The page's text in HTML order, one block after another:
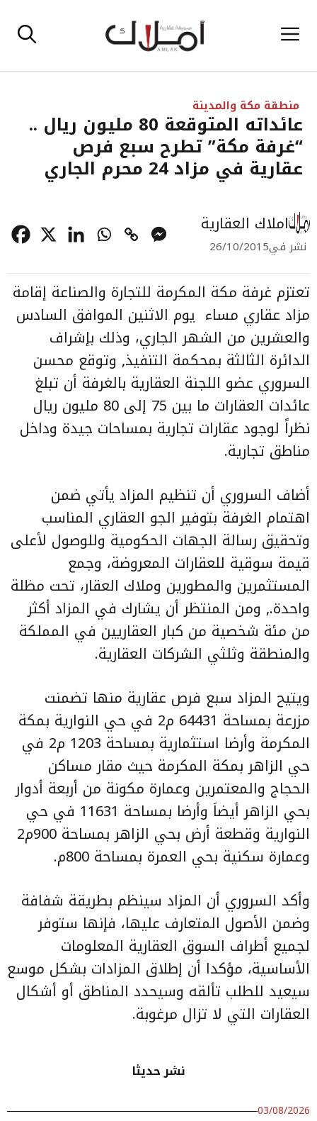
إلى القائمة
منطقة مكة والمدينة
عائداته المتوقعة 80 مليون ريال ..
“غرفة مكة” تطرح سبع فرص
عقارية في مزاد 24 محرم الجاري
املاك العقارية
نشر في26/10/2015
تعتزم غرفة مكة المكرمة للتجارة والصناعة إقامة
مزاد عقاري مساء يوم الاثنين الموافق السادس
والعشرين من الشهر الجاري، وذلك بإشراف
الدائرة الثالثة بمحكمة التنفيذ, وتوقع محسن
السروري عضو اللجنة العقارية بالغرفة أن تبلغ
عائدات العقارات ما بين 75 إلى 80 مليون ريال
نظراً لوجود عقارات تجارية بمساحات جيدة وداخل
مناطق تجارية.
أضاف السروري أن تنظيم المزاد يأتي ضمن
اهتمام الغرفة بتوفير الجو العقاري المناسب
وتحقيق رسالة الجهات الحكومية وللوصول لأعلى
قيمة سوقية للعقارات المعروضة، وجمع
المستثمرين والمطورين وملاك العقار، تحت مظلة
واحدة., ومن المنتظر أن يشارك في المزاد أكثر
من مئة شخصية من كبار العقاريين في المملكة
والمنطقة وثلثي الشركات العقارية.
ويتيح المزاد سبع فرص عقارية منها تضمنت
مزرعة بمساحة 64431 م2 في حي النوارية بمكة
المكرمة وأرضا استثمارية بمساحة 1203 م2 في
حي الزاهر بمكة المكرمة حيث مقار مساكن
الحجاج والمعتمرين وعمارة مكونة من أربعة أدوار
بحي الزاهر أيضاَ وأرضا بمساحة 11631 في حي
النوارية وقطعة أرض بحي الزاهر بمساحة 900م2
وعمارة سكنية بحي العمرة بمساحة 800م.
وأكد السروري أن المزاد سينظم بطريقة شفافة
وضمن الأصول المتعارف عليها، فإنها ستوفر
لجميع أطراف السوق العقارية المعلومات
الأساسية، مؤكدا أن إطلاق المزادات بشكل موسع
سيعيد للطلب تألقه وسيحدد المناطق أو أشكال
العقارات التي لا تزال مرغوبة.
نشر حديثا
03/08/2026